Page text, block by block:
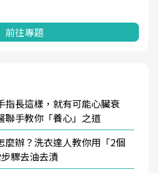
前往專題
指長這樣，就有可能心臟衰
聯手教你「養心」之道
麼辦？洗衣達人教你用「2個
驟去油去漬